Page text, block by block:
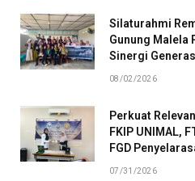
Silaturahmi
Gunung Malela
Sinergi
08/02/2026
Perkuat
FKIP UNIMAL,
FGD
07/31/2026